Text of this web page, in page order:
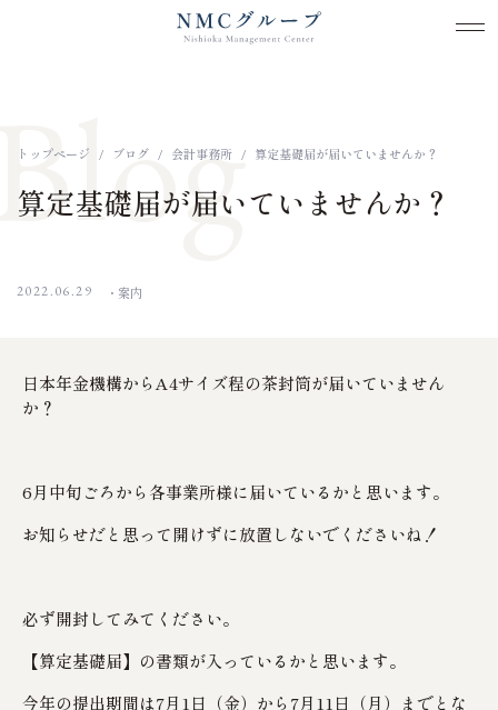
トップページ ブログ 会計事務所 算定基礎届が届いていませんか？
算定基礎届が届いていませんか？
2022.06.29 案内
日本年金機構からA4サイズ程の茶封筒が届いていません
か？
6月中旬ごろから各事業所様に届いているかと思います。
お知らせだと思って開けずに放置しないでくださいね！
必ず開封してみてください。
【算定基礎届】の書類が入っているかと思います。
今年の提出期間は7月1日（金）から7月11日（月）までとな